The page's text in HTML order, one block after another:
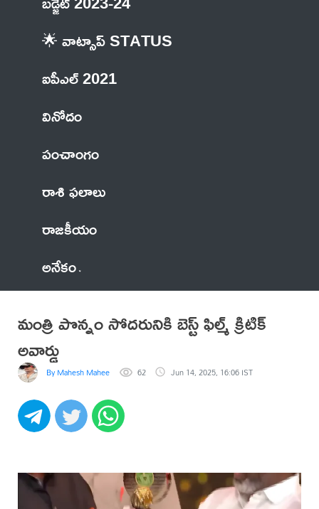
🌟 వాట్సాప్ STATUS
ఐపీఎల్ 2021
వినోదం
పంచాంగం
రాశి ఫలాలు
రాజకీయం
అనేకం
మంత్రి పొన్నం సోదరునికి బెస్ట్ ఫిల్మ్ క్రిటిక్
అవార్డు
By Mahesh Mahee 62 Jun 14, 2025, 16:06 IST